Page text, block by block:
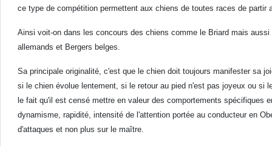
ce type de compétition permettent aux chiens de toutes races de partir
Ainsi voit-on dans les concours des chiens comme le Briard mais
allemands et Bergers belges.
Sa principale originalité, c'est que le chien doit toujours manifester sa
si le chien évolue lentement, si le retour au pied n'est pas joyeux ou si
le fait qu'il est censé mettre en valeur des comportements spécifiques
dynamisme, rapidité, intensité de l'attention portée au conducteur en
d'attaques et non plus sur le maître.